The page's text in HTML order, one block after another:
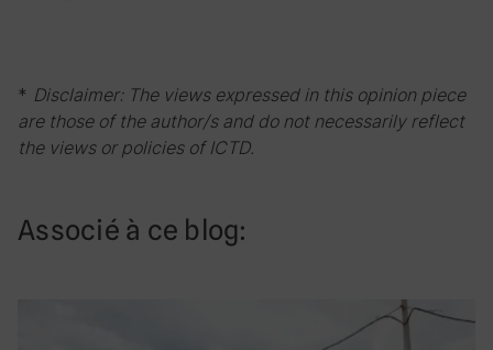
* Disclaimer: The views expressed in this opinion piece
are those of the author/s and do not necessarily reflect
the views or policies of ICTD.
Associé à ce blog: